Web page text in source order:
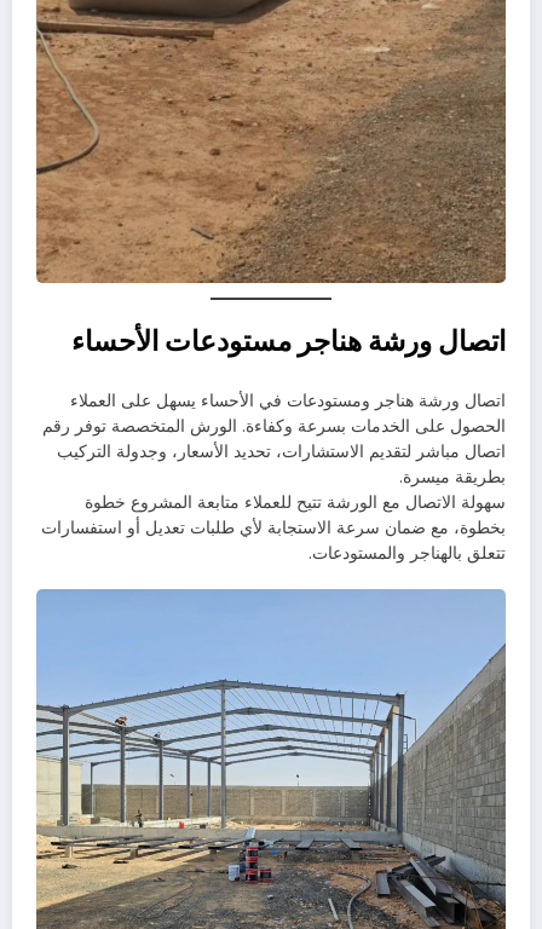
اتصال ورشة هناجر مستودعات الأحساء
اتصال ورشة هناجر ومستودعات في الأحساء يسهل على العملاء
الحصول على الخدمات بسرعة وكفاءة. الورش المتخصصة توفر رقم
اتصال مباشر لتقديم الاستشارات، تحديد الأسعار، وجدولة التركيب
بطريقة ميسرة.
سهولة الاتصال مع الورشة تتيح للعملاء متابعة المشروع خطوة
بخطوة، مع ضمان سرعة الاستجابة لأي طلبات تعديل أو استفسارات
تتعلق بالهناجر والمستودعات.